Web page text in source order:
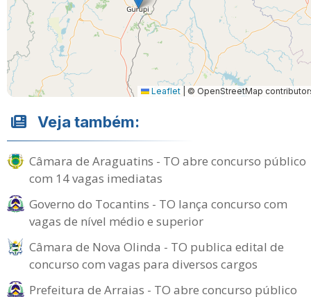
Leaflet © OpenStreetMap
Veja também:
Câmara de Araguatins - TO abre concurso público
com 14 vagas imediatas
Governo do Tocantins - TO lança concurso com
vagas de nível médio e superior
Câmara de Nova Olinda - TO publica edital de
concurso com vagas para diversos cargos
Prefeitura de Arraias - TO abre concurso público